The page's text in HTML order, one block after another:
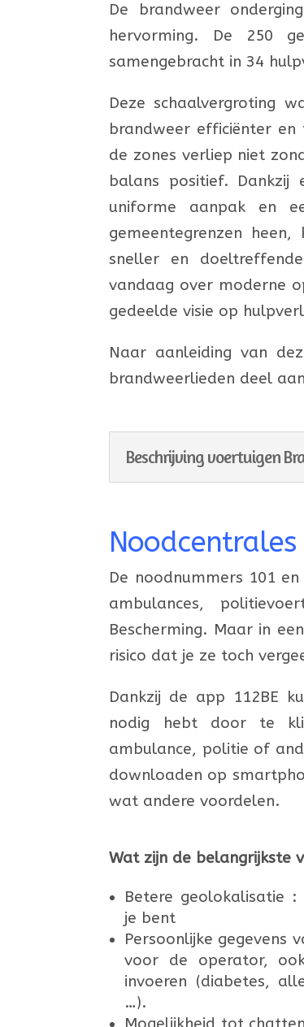
De brandweer
hervorming. De 250
samengebracht in 34
Deze schaalvergroting
brandweer efficiënter
de zones verliep niet
balans positief. Dankzij
uniforme aanpak en
gemeentegrenzen heen,
sneller en
vandaag over moderne
gedeelde visie op
Naar aanleiding van
brandweerlieden deel
Beschrijving voertuigen
De noodnummers 101
ambulances,
Bescherming. Maar in
risico dat je ze toch
Dankzij de app 112BE
nodig hebt door te
ambulance, politie of
downloaden op
wat andere voordelen.
Wat zijn de belangrijkste
Betere geolokalisatie
je bent
Persoonlijke gegevens
voor de operator,
invoeren (diabetes,
…).